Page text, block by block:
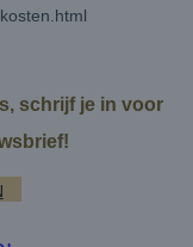
schrijf je in voor